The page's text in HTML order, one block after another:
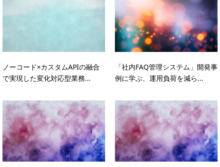
ノーコード×カスタムAPIの融合
で実現した変化対応型業務...
「社内FAQ管理システム」開発事
例に学ぶ、運用負荷を減ら...